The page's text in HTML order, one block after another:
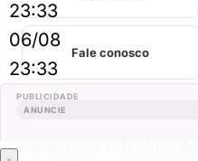
23:33
06/08
23:33
PUBLICIDADE
ANUNCIE
Fale conosco
Perrengues relacionados